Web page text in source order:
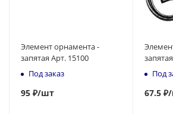
Элемент орнамента -
запятая Арт. 15100
Под заказ
95 ₽/шт
Под
67.5 ₽